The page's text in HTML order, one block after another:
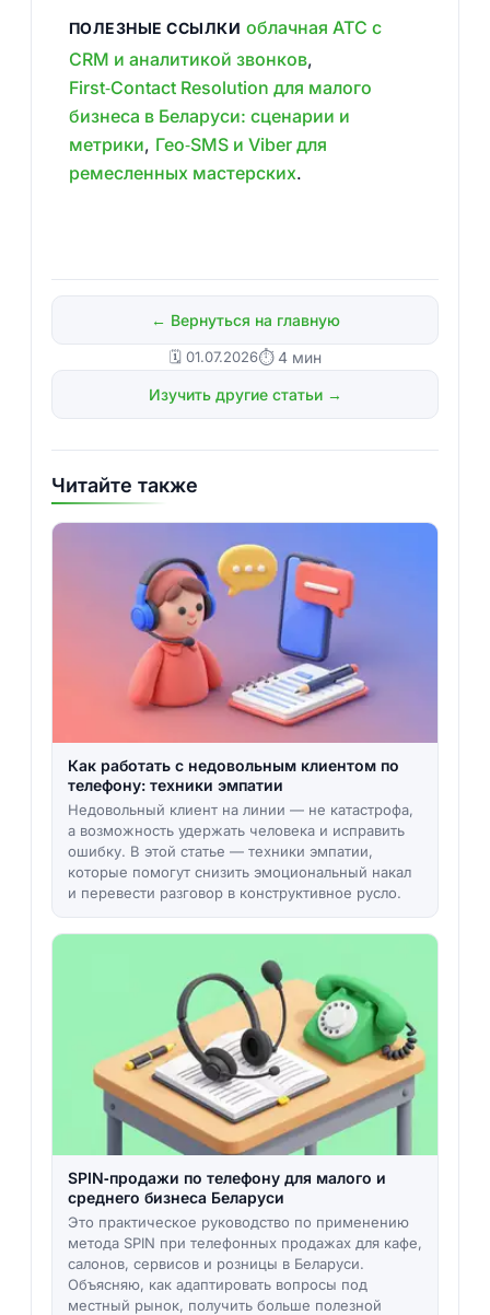
ПОЛЕЗНЫЕ ССЫЛКИ облачная АТС с
CRM и аналитикой звонков,
First‑Contact Resolution для малого
бизнеса в Беларуси: сценарии и
метрики, Гео‑SMS и Viber для
ремесленных мастерских.
← Вернуться на главную
🗓️ 01.07.2026⏱ 4 мин
Изучить другие статьи →
Читайте также
Как работать с недовольным клиентом по
телефону: техники эмпатии
Недовольный клиент на линии — не катастрофа,
а возможность удержать человека и исправить
ошибку. В этой статье — техники эмпатии,
которые помогут снизить эмоциональный накал
и перевести разговор в конструктивное русло.
SPIN‑продажи по телефону для малого и
среднего бизнеса Беларуси
Это практическое руководство по применению
метода SPIN при телефонных продажах для кафе,
салонов, сервисов и розницы в Беларуси.
Объясняю, как адаптировать вопросы под
местный рынок, получить больше полезной